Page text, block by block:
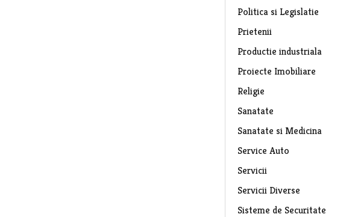
Politica si Legislatie
Prietenii
Productie industriala
Proiecte Imobiliare
Religie
Sanatate
Sanatate si Medicina
Service Auto
Servicii
Servicii Diverse
Sisteme de Securitate